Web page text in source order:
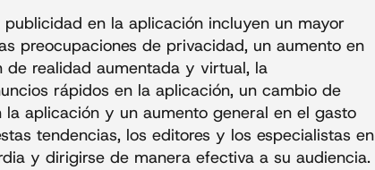
en la aplicación incluyen un mayor
preocupaciones de privacidad, un aumento en
de realidad aumentada y virtual, la
rápidos en la aplicación, un cambio de
aplicación y un aumento general en el gasto
tendencias, los editores y los especialistas en
y dirigirse de manera efectiva a su audiencia.